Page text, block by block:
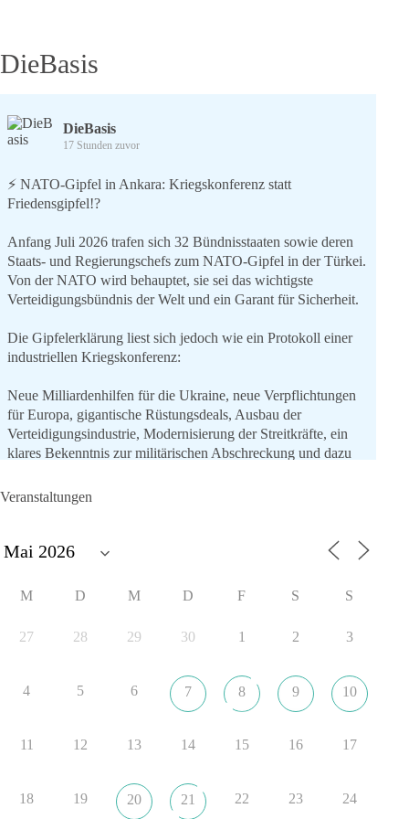
DieBasis
DieBasis
17 Stunden zuvor
⚡️ NATO-Gipfel in Ankara: Kriegskonferenz statt
Friedensgipfel!?
Anfang Juli 2026 trafen sich 32 Bündnisstaaten sowie deren
Staats- und Regierungschefs zum NATO-Gipfel in der Türkei.
Von der NATO wird behauptet, sie sei das wichtigste
Verteidigungsbündnis der Welt und ein Garant für Sicherheit.
Die Gipfelerklärung liest sich jedoch wie ein Protokoll einer
industriellen Kriegskonferenz:
Neue Milliardenhilfen für die Ukraine, neue Verpflichtungen
für Europa, gigantische Rüstungsdeals, Ausbau der
Verteidigungsindustrie, Modernisierung der Streitkräfte, ein
klares Bekenntnis zur militärischen Abschreckung und dazu
nach Friedenspolitik klingt, wird niemals Sicherheit schaffen,
https://www.tagesschau.de/ausland/asien/nato-
Veranstaltungen
M D M D F S S
27 28 29 30 1 2 3
4 5 6 7 8 9 10
11 12 13 14 15 16 17
18 19 20 21 22 23 24